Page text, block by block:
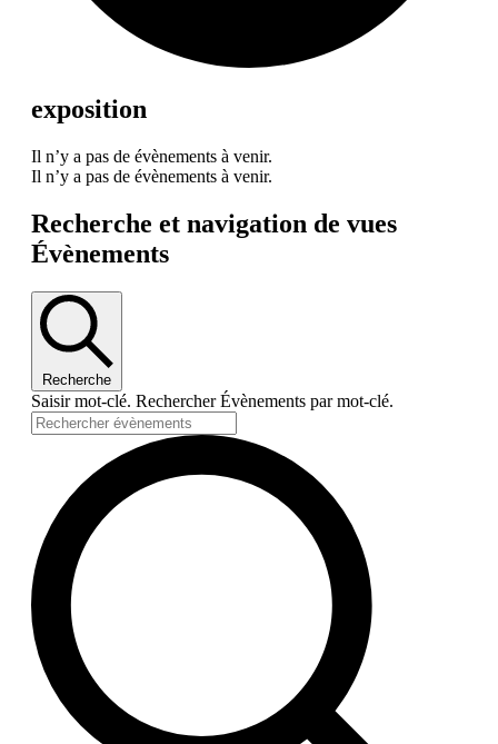
exposition
Il n’y a pas de évènements à venir.
Il n’y a pas de évènements à venir.
Recherche et navigation de vues
Évènements
Recherche
Saisir mot-clé. Rechercher Évènements par mot-clé.